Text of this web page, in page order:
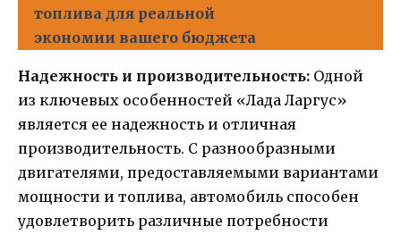
топлива для реальной
экономии вашего бюджета
Надежность и производительность: Одной
из ключевых особенностей «Лада Ларгус»
является ее надежность и отличная
производительность. С разнообразными
двигателями, предоставляемыми вариантами
мощности и топлива, автомобиль способен
удовлетворить различные потребности